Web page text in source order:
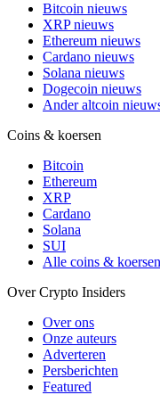
Bitcoin nieuws
XRP nieuws
Ethereum nieuws
Cardano nieuws
Solana nieuws
Dogecoin nieuws
Ander altcoin
Coins & koersen
Bitcoin
Ethereum
XRP
Cardano
Solana
SUI
Alle coins & koersen
Over Crypto Insiders
Over ons
Onze auteurs
Adverteren
Persberichten
Featured